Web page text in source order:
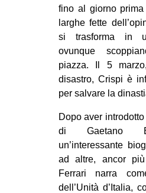
fino al giorno prima
larghe fette
si trasforma in
ovunque
piazza. Il 5
disastro, Crispi è
per salvare la
Dopo aver
di Gaetano
un’interessante
ad altre, ancor
Ferrari narra
dell’Unità d’Italia,